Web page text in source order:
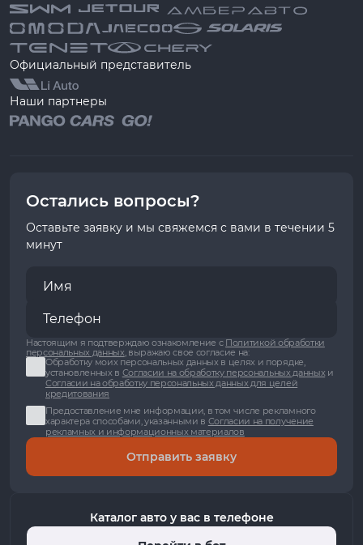
Официальный представитель
Наши партнеры
Остались вопросы?
Оставьте заявку и мы свяжемся с вами в течении 5
минут
Настоящим я подтверждаю ознакомление с Политикой обработки
персональных данных, выражаю свое согласие на:
Обработку моих персональных данных в целях и порядке,
установленных в Согласии на обработку персональных данныхи
Согласии на обработку персональных данных для целей
кредитования
Предоставление мне информации, в том числе рекламного
характера способами, указанными в Согласии на получение
рекламных и информационных материалов
Отправить заявку
Каталог авто у вас в телефоне